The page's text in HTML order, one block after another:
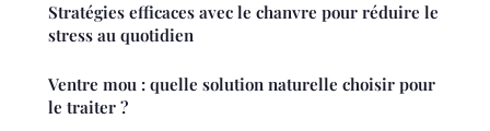
Stratégies efficaces avec le chanvre pour réduire le
stress au quotidien
Ventre mou : quelle solution naturelle choisir pour
le traiter ?